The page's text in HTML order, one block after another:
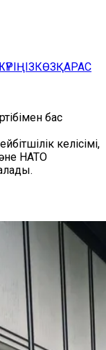
КӨЗҚАРАС
бас
келісімі,
НАТО